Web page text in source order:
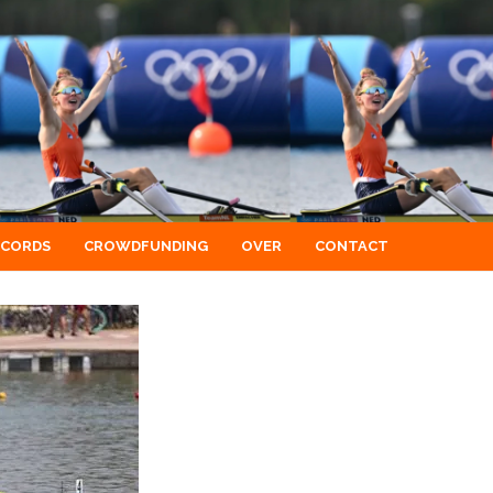
CROWDFUNDING OVER CONTACT